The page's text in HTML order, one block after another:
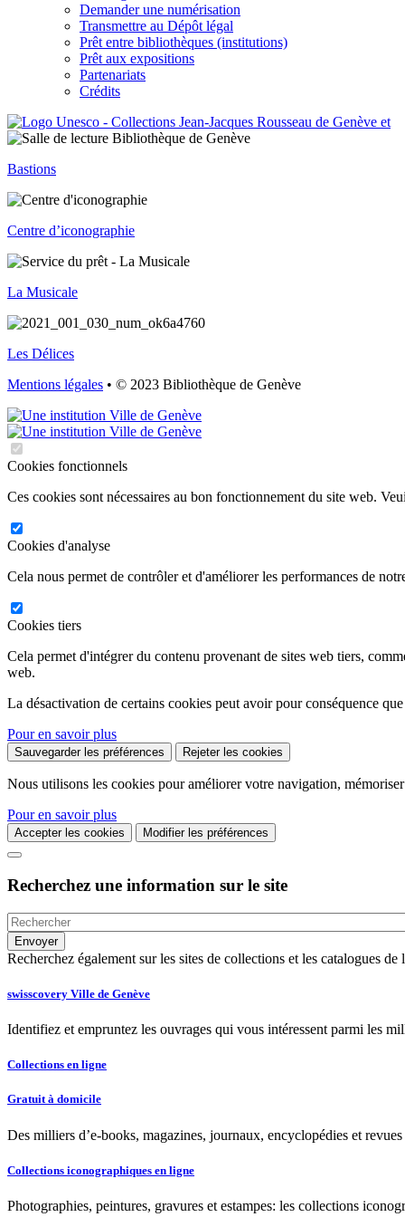
Demander une numérisation
Transmettre au Dépôt légal
Prêt entre bibliothèques (institutions)
Prêt aux expositions
Partenariats
Crédits
Bastions
Centre d’iconographie
La Musicale
Les Délices
Mentions légales • © 2023 Bibliothèque de Genève
Cookies fonctionnels
Ces cookies sont nécessaires au bon fonctionnement du site web.
Cookies d'analyse
Cela nous permet de contrôler et d'améliorer les performances de
Cookies tiers
Cela permet d'intégrer du contenu provenant de sites web tiers,
web.
La désactivation de certains cookies peut avoir pour conséquence
Pour en savoir plus
Sauvegarder les préférences Rejeter les cookies
Nous utilisons les cookies pour améliorer votre navigation,
Pour en savoir plus
Accepter les cookies Modifier les préférences
Recherchez une information sur le site
Recherchez également sur les sites de collections et les catalogues
swisscovery Ville de Genève
Identifiez et empruntez les ouvrages qui vous intéressent parmi les
Collections en ligne
Gratuit à domicile
Des milliers d’e-books, magazines, journaux, encyclopédies et
Collections iconographiques en ligne
Photographies, peintures, gravures et estampes: les collections